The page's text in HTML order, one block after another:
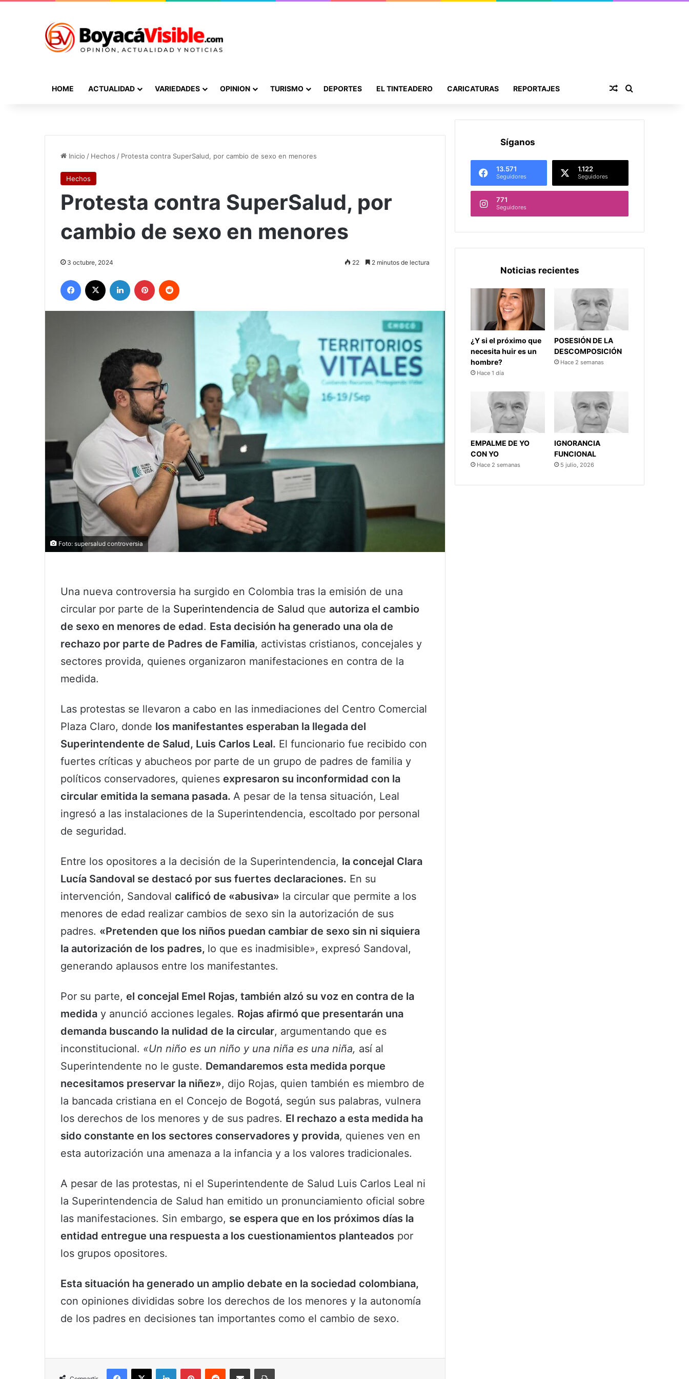
HOME ACTUALIDAD VARIEDADES OPINION TURISMO DEPORTES EL TINTEADERO CARICATURAS REPORTAJES Publicación al
Inicio / Hechos / Protesta contra SuperSalud, por cambio de sexo en menores
Hechos
Protesta contra SuperSalud, por
cambio de sexo en menores
3 octubre, 2024 22 2 minutos de lectura
Facebook LinkedIn Pinterest
Foto: supersalud controversia
Una nueva controversia ha surgido en Colombia tras la emisión de una
circular por parte de la Superintendencia de Salud que autoriza el cambio
de sexo en menores de edad. Esta decisión ha generado una ola de
rechazo por parte de Padres de Familia, activistas cristianos, concejales y
sectores provida, quienes organizaron manifestaciones en contra de la
medida.
Las protestas se llevaron a cabo en las inmediaciones del Centro Comercial
Plaza Claro, donde los manifestantes esperaban la llegada del
Superintendente de Salud, Luis Carlos Leal. El funcionario fue recibido con
fuertes críticas y abucheos por parte de un grupo de padres de familia y
políticos conservadores, quienes expresaron su inconformidad con la
circular emitida la semana pasada. A pesar de la tensa situación, Leal
ingresó a las instalaciones de la Superintendencia, escoltado por personal
de seguridad.
Entre los opositores a la decisión de la Superintendencia, la concejal Clara
Lucía Sandoval se destacó por sus fuertes declaraciones. En su
intervención, Sandoval calificó de «abusiva» la circular que permite a los
menores de edad realizar cambios de sexo sin la autorización de sus
padres. «Pretenden que los niños puedan cambiar de sexo sin ni siquiera
la autorización de los padres, lo que es inadmisible», expresó Sandoval,
generando aplausos entre los manifestantes.
Por su parte, el concejal Emel Rojas, también alzó su voz en contra de la
medida y anunció acciones legales. Rojas afirmó que presentarán una
demanda buscando la nulidad de la circular, argumentando que es
inconstitucional. «Un niño es un niño y una niña es una niña, así al
Superintendente no le guste. Demandaremos esta medida porque
necesitamos preservar la niñez», dijo Rojas, quien también es miembro de
la bancada cristiana en el Concejo de Bogotá, según sus palabras, vulnera
los derechos de los menores y de sus padres. El rechazo a esta medida ha
sido constante en los sectores conservadores y provida, quienes ven en
esta autorización una amenaza a la infancia y a los valores tradicionales.
A pesar de las protestas, ni el Superintendente de Salud Luis Carlos Leal ni
la Superintendencia de Salud han emitido un pronunciamiento oficial sobre
las manifestaciones. Sin embargo, se espera que en los próximos días la
entidad entregue una respuesta a los cuestionamientos planteados por
los grupos opositores.
Esta situación ha generado un amplio debate en la sociedad colombiana,
con opiniones divididas sobre los derechos de los menores y la autonomía
de los padres en decisiones tan importantes como el cambio de sexo.
Facebook
X LinkedInPinterestReddit Compartir por correo electrónicoImprimir
Síganos
13.571
Seguidores
1.122
Seguidores
771
Seguidores
Noticias recientes
¿Y si el próximo que
necesita huir es un
hombre?
Hace 1 día
POSESIÓN DE LA
DESCOMPOSICIÓN
Hace 2 semanas
EMPALME DE YO
CON YO
Hace 2 semanas
IGNORANCIA
FUNCIONAL
5 julio, 2026